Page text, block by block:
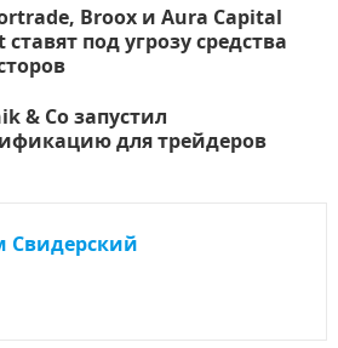
Broox и Aura Capital
ставят под угрозу средства
& Co запустил
для трейдеров
Свидерский